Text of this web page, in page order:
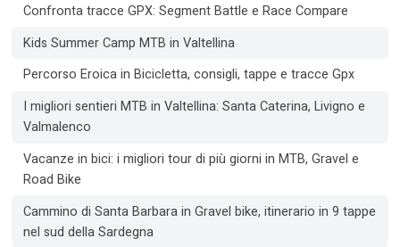
Confronta tracce GPX: Segment Battle e Race Compare
Kids Summer Camp MTB in Valtellina
Percorso Eroica in Bicicletta, consigli, tappe e tracce Gpx
I migliori sentieri MTB in Valtellina: Santa Caterina, Livigno e
Valmalenco
Vacanze in bici: i migliori tour di più giorni in MTB, Gravel e
Road Bike
Cammino di Santa Barbara in Gravel bike, itinerario in 9 tappe
nel sud della Sardegna